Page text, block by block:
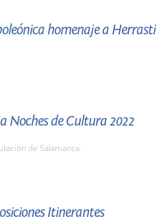
homenaje a Herrasti
Noches de Cultura 2022
de Salamanca.
Itinerantes